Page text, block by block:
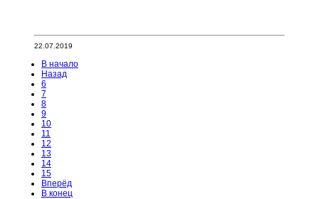
22.07.2019
В начало
Назад
6
7
8
9
10
11
12
13
14
15
Вперёд
В конец